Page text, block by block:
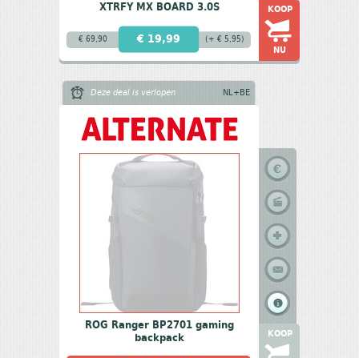
XTRFY MX BOARD 3.0S
€ 69,90 € 19,99 (+ € 5,95)
KOOP
NU
Deze deal is verlopen NL+BE
ROG Ranger BP2701 gaming
backpack
KOOP